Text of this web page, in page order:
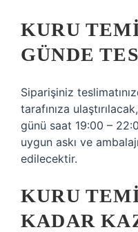
KURU
GÜNDE
Siparişiniz
tarafınıza
günü saat 19:00 –
uygun askı ve
edilecektir.
KURU
KADAR